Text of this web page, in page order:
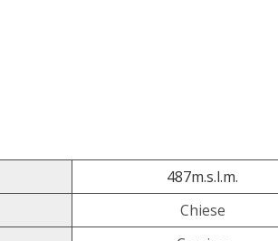
487m.s.l.m.
Chiese